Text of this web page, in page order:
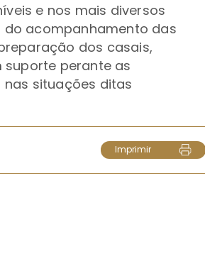
e nos mais diversos
do acompanhamento das
dos casais,
perante as
situações ditas
Imprimir